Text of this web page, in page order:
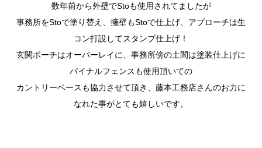
数年前から外壁でStoも使用されてましたが
事務所をStoで塗り替え、擁壁もStoで仕上げ、アプローチは生
コン打設してスタンプ仕上げ！
玄関ポーチはオーバーレイに、事務所傍の土間は塗装仕上げに
バイナルフェンスも使用頂いての
カントリーベースも協力させて頂き、藤本工務店さんのお力に
なれた事がとても嬉しいです。